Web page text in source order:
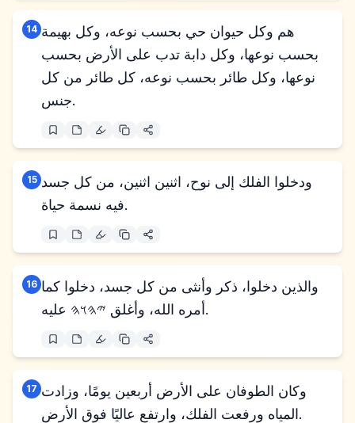
14 هم وكل حيوان حي بحسب نوعه، وكل بهيمة
بحسب نوعها، وكل دابة تدب على الأرض بحسب
نوعها، وكل طائر بحسب نوعه، كل طائر من كل
جنس.
15 ودخلوا الفلك إلى نوح، اثنين اثنين، من كل جسد
فيه نسمة حياة.
16 والذين دخلوا، ذكر وأنثى من كل جسد، دخلوا كما
أمره الله، وأغلق 𐤉𐤄𐤅𐤄 عليه.
17 وكان الطوفان على الأرض أربعين يومًا، وزادت
المياه ورفعت الفلك، وارتفع عاليًا فوق الأرض.